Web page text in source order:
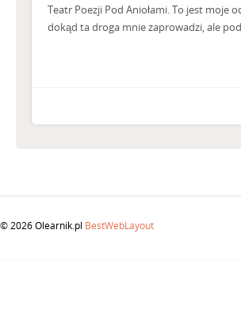
Teatr Poezji Pod Aniołami. To jest moje
dokąd ta droga mnie zaprowadzi, ale
© 2026 Olearnik.pl BestWebLayout